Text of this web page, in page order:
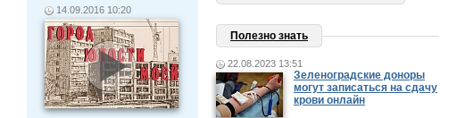
14.09.2016 10:20
Полезно знать
22.08.2023 13:51
Зеленоградские доноры
могут записаться на сдачу
крови онлайн